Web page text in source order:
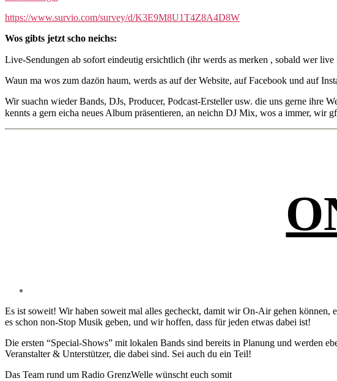
https://www.survio.com/survey/d/K3E9M8U1T4Z8A4D8W
Wos gibts jetzt scho neichs:
Live-Sendungen ab sofort eindeutig ersichtlich (ihr werds as merken , sobald wer live
Waun ma wos zum dazön haum, werds as auf der Website, auf Facebook und auf
Wir suachn wieder Bands, DJs, Producer, Podcast-Ersteller usw. die uns gerne ihre
kennts a gern eicha neues Album präsentieren, an neichn DJ Mix, wos a immer, wir
Es ist soweit! Wir haben soweit mal alles gecheckt, damit wir On-Air gehen können,
es schon non-Stop Musik geben, und wir hoffen, dass für jeden etwas dabei ist!
Die ersten “Special-Shows” mit lokalen Bands sind bereits in Planung und werden
Veranstalter & Unterstützer, die dabei sind. Sei auch du ein Teil!
Das Team rund um Radio GrenzWelle wünscht euch somit